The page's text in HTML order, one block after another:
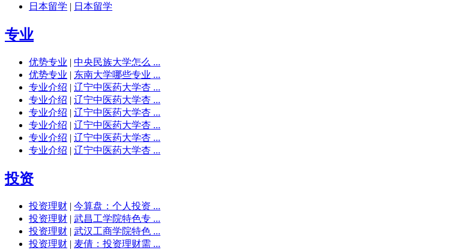
日本留学 | 日本留学
专业
优势专业 | 中央民族大学怎么 ...
优势专业 | 东南大学哪些专业 ...
专业介绍 | 辽宁中医药大学杏 ...
专业介绍 | 辽宁中医药大学杏 ...
专业介绍 | 辽宁中医药大学杏 ...
专业介绍 | 辽宁中医药大学杏 ...
专业介绍 | 辽宁中医药大学杏 ...
专业介绍 | 辽宁中医药大学杏 ...
投资
投资理财 | 今算盘：个人投资 ...
投资理财 | 武昌工学院特色专 ...
投资理财 | 武汉工商学院特色 ...
投资理财 | 麦倩：投资理财需 ...